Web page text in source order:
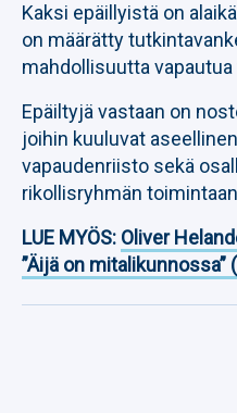
Kaksi epäillyistä on
on määrätty
mahdollisuutta
Epäiltyjä vastaan on
joihin kuuluvat
vapaudenriisto sekä
rikollisryhmän
LUE MYÖS: Oliver
”Äijä on mitalikunnossa”